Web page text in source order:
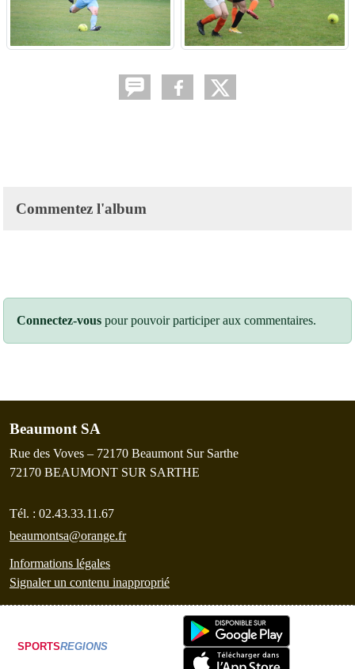
Commentez l'album
Connectez-vous pour pouvoir participer aux commentaires.
Beaumont SA
Rue des Voves – 72170 Beaumont Sur Sarthe
72170 BEAUMONT SUR SARTHE
Tél. : 02.43.33.11.67
beaumontsa@orange.fr
Informations légales
Signaler un contenu inapproprié
SPORTSREGIONS